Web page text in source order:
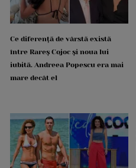
Ce diferență de vârstă există
între Rareș Cojoc și noua lui
iubită. Andreea Popescu era mai
mare decât el